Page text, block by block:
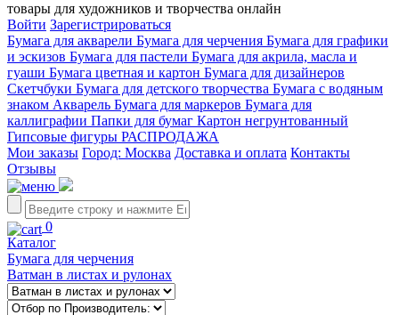
товары для художников и творчества онлайн
Войти Зарегистрироваться
Бумага для акварели Бумага для черчения Бумага для графики
и эскизов Бумага для пастели Бумага для акрила, масла и
гуаши Бумага цветная и картон Бумага для дизайнеров
Скетчбуки Бумага для детского творчества Бумага с водяным
знаком Акварель Бумага для маркеров Бумага для
каллиграфии Папки для бумаг Картон негрунтованный
Гипсовые фигуры РАСПРОДАЖА
Мои заказы Город: Москва Доставка и оплата Контакты
Отзывы
0
Каталог
Бумага для черчения
Ватман в листах и рулонах